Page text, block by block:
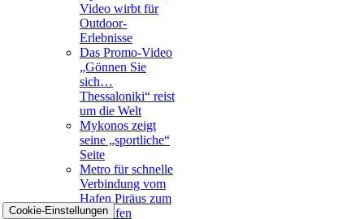
Video wirbt für
Outdoor-
Erlebnisse
Das Promo-Video
„Gönnen Sie
sich…
Thessaloniki“ reist
um die Welt
Mykonos zeigt
seine „sportliche“
Seite
Metro für schnelle
Verbindung vom
Hafen Piräus zum
Flughafen
Cookie-Einstellungen